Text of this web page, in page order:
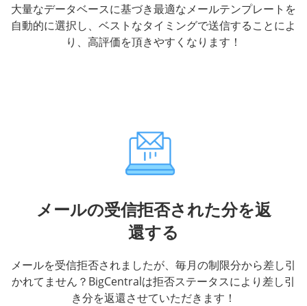
大量なデータベースに基づき最適なメールテンプレートを
自動的に選択し、ベストなタイミングで送信することによ
り、高評価を頂きやすくなります！
メールの受信拒否された分を返
還する
メールを受信拒否されましたが、毎月の制限分から差し引
かれてません？BigCentralは拒否ステータスにより差し引
き分を返還させていただきます！